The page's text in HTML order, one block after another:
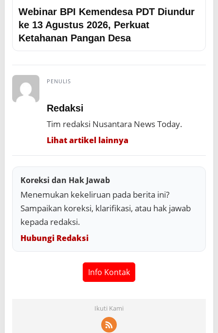
Webinar BPI Kemendesa PDT Diundur
ke 13 Agustus 2026, Perkuat
Ketahanan Pangan Desa
PENULIS
Redaksi
Tim redaksi Nusantara News Today.
Lihat artikel lainnya
Koreksi dan Hak Jawab
Menemukan kekeliruan pada berita ini?
Sampaikan koreksi, klarifikasi, atau hak jawab
kepada redaksi.
Hubungi Redaksi
Info Kontak
Ikuti Kami